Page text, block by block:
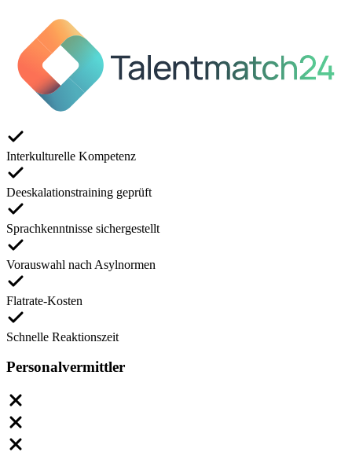
Interkulturelle Kompetenz
Deeskalationstraining geprüft
Sprachkenntnisse sichergestellt
Vorauswahl nach Asylnormen
Flatrate-Kosten
Schnelle Reaktionszeit
Personalvermittler